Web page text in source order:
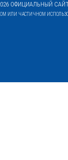
ОФИЦИАЛЬНЫЙ
ИЛИ ЧАСТИЧНОМ